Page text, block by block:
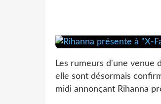
Les rumeurs d'une venue
elle sont désormais
midi annonçant Rihanna